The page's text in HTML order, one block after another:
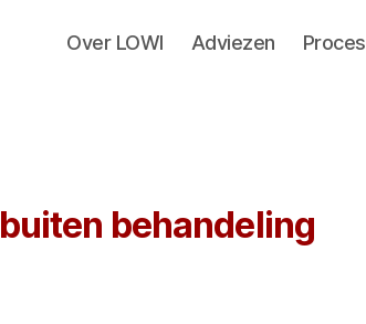
Over LOWI Adviezen
buiten behandeling